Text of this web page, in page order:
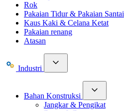
Rok
Pakaian Tidur & Pakaian Santai
Kaus Kaki & Celana Ketat
Pakaian renang
Atasan
Industri
Bahan Konstruksi
Jangkar & Pengikat